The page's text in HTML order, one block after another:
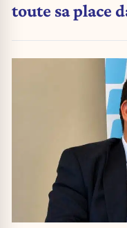
toute sa place